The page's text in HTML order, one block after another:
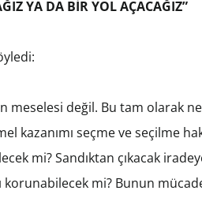
YA DA BİR YOL AÇACAĞIZ”
meselesi değil. Bu tam olarak
kazanımı seçme ve seçilme
mi? Sandıktan çıkacak
korunabilecek mi? Bunun